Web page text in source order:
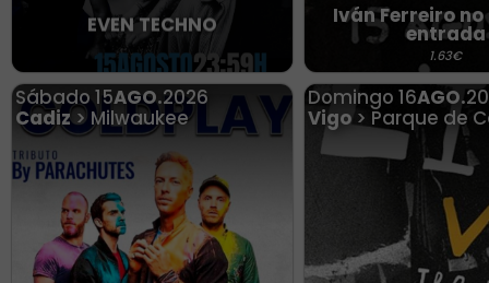
EVEN TECHNO Iván Ferreiro
entrada
1.63€
Sábado 15AGO.2026
Cadiz> Milwaukee
Domingo 16AGO.
Vigo> Parque de